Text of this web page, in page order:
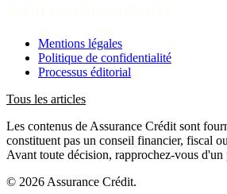
Mentions légales
Politique de confidentialité
Processus éditorial
Tous les articles
Les contenus de Assurance Crédit sont
constituent pas un conseil financier, fiscal
Avant toute décision, rapprochez-vous d'un
© 2026 Assurance Crédit.